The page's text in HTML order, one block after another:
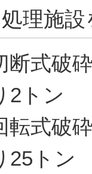
理施
断式破
2トン
転式破
25トン